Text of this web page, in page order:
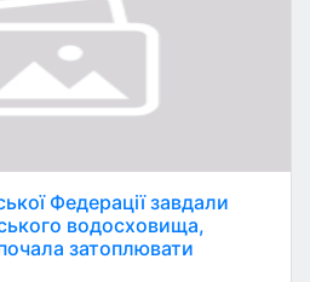
Федерації завдали
водосховища,
затоплювати